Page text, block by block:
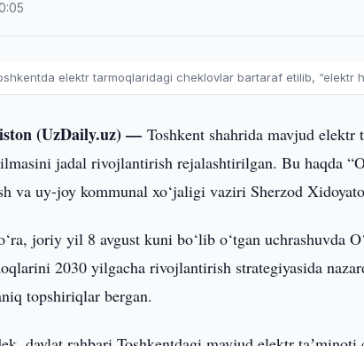
elektr tarmoqlaridagi cheklovlar bartaraf etilib, “elektr
(UzDaily.uz) —Toshkent shahrida mavjud
jadal rivojlantirish rejalashtirilgan. Bu haqda
va uy-joy kommunal xo‘jaligi vaziri Sherzod
joriy yil 8 avgust kuni bo‘lib o‘tgan uchrashuvda
2030 yilgacha rivojlantirish strategiyasida
topshiriqlar bergan.